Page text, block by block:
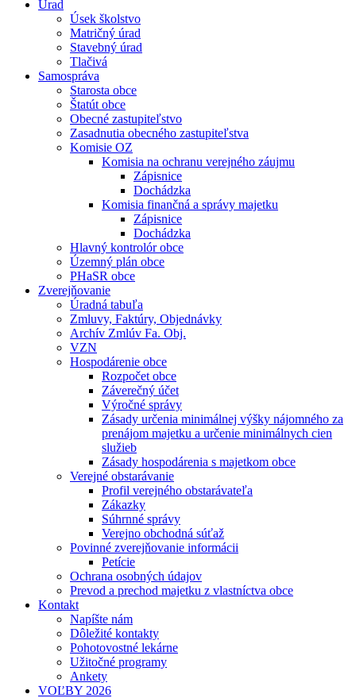
Úrad
Úsek školstvo
Matričný úrad
Stavebný úrad
Tlačivá
Samospráva
Starosta obce
Štatút obce
Obecné zastupiteľstvo
Zasadnutia obecného zastupiteľstva
Komisie OZ
Komisia na ochranu verejného záujmu
Zápisnice
Dochádzka
Komisia finančná a správy majetku
Zápisnice
Dochádzka
Hlavný kontrolór obce
Územný plán obce
PHaSR obce
Zverejňovanie
Úradná tabuľa
Zmluvy, Faktúry, Objednávky
Archív Zmlúv Fa. Obj.
VZN
Hospodárenie obce
Rozpočet obce
Záverečný účet
Výročné správy
Zásady určenia minimálnej výšky nájomného za
prenájom majetku a určenie minimálnych cien
služieb
Zásady hospodárenia s majetkom obce
Verejné obstarávanie
Profil verejného obstarávateľa
Zákazky
Súhrnné správy
Verejno obchodná súťaž
Povinné zverejňovanie informácii
Petície
Ochrana osobných údajov
Prevod a prechod majetku z vlastníctva obce
Kontakt
Napíšte nám
Dôležité kontakty
Pohotovostné lekárne
Užitočné programy
Ankety
VOĽBY 2026